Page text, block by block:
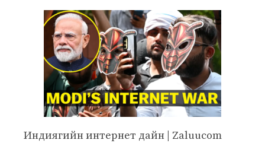
Индиягийн интернет дайн | Zaluucom